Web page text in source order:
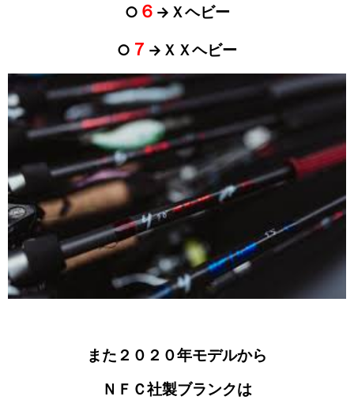
○ ６ →Ｘヘビー
○ ７ →ＸＸヘビー
また２０２０年モデルから
ＮＦＣ社製ブランクは